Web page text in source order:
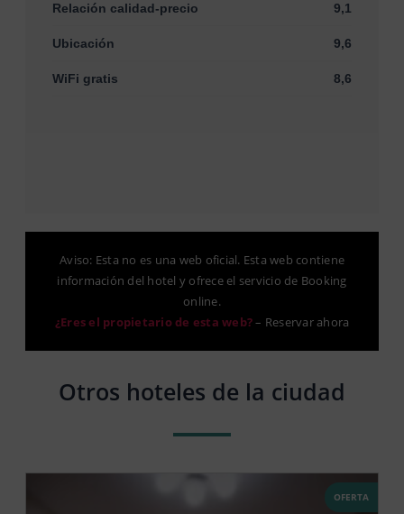
Relación calidad-precio 9,1
Ubicación 9,6
WiFi gratis 8,6
Aviso: Esta no es una web oficial. Esta web contiene
información del hotel y ofrece el servicio de Booking
online.
¿Eres el propietario de esta web?– Reservar ahora
Otros hoteles de la ciudad
OFERTA